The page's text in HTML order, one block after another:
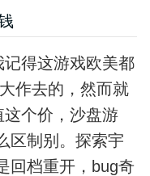
得这游戏欧美都
作去的，然而就
个价，沙盘游
区制别。探索宇
回档重开，bug奇